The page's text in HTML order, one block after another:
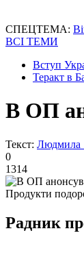
СПЕЦТЕМА:
ВСІ ТЕМИ
Вступ
Теракт в
В ОП
Текст: Людмила
0
1314
Продукти
Радник